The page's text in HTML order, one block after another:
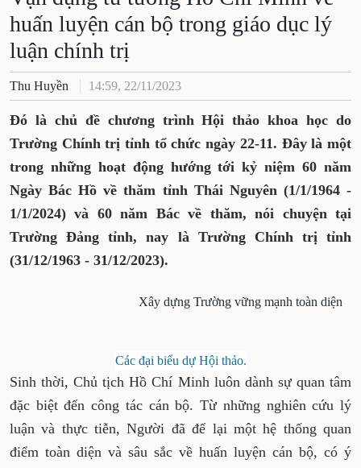
Vận dụng tư tưởng Hồ Chí Minh
về huấn luyện cán bộ trong
giáo dục lý luận chính trị
Thu Huyền 14:59, 22/11/2023
Đó là chủ đề chương trình Hội thảo khoa học
do Trường Chính trị tỉnh tổ chức ngày 22-11.
Đây là một trong những hoạt động hướng tới
kỷ niệm 60 năm Ngày Bác Hồ về thăm tỉnh
Thái Nguyên (1/1/1964 - 1/1/2024) và 60 năm
Bác về thăm, nói chuyện tại Trường Đảng
toàn diện
Các đại biểu dự Hội thảo.
Sinh thời, Chủ tịch Hồ Chí Minh luôn dành sự